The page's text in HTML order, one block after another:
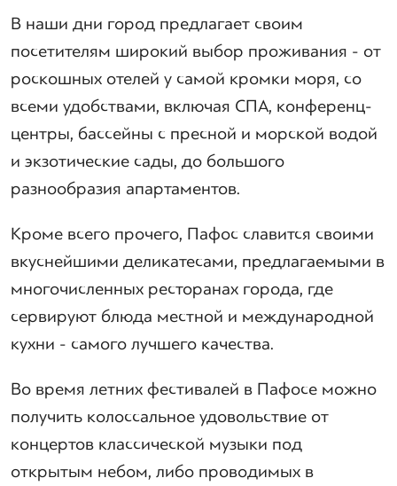
В наши дни город предлагает своим
посетителям широкий выбор проживания - от
роскошных отелей у самой кромки моря, со
всеми удобствами, включая СПА, конференц-
центры, бассейны с пресной и морской водой
и экзотические сады, до большого
разнообразия апартаментов.
Кроме всего прочего, Пафос славится своими
вкуснейшими деликатесами, предлагаемыми в
многочисленных ресторанах города, где
сервируют блюда местной и международной
кухни - самого лучшего качества.
Во время летних фестивалей в Пафосе можно
получить колоссальное удовольствие от
концертов классической музыки под
открытым небом, либо проводимых в